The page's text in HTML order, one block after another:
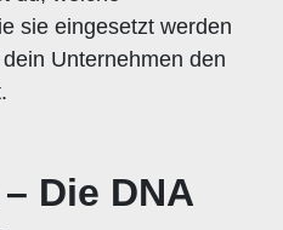
sie eingesetzt werden
Unternehmen den
Die DNA